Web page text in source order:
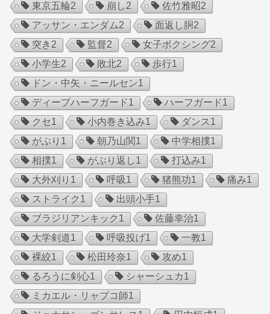
東京五輪2 崩し2 佐竹雅昭2
アッサン・エンダム2 面返し胴2
突き2 監督2 女子ボクシング2
小学生2 敗北2 歩行1
ドン・中矢・ニールセン1
ディープハーフガード1 ハーフガード1
クセ1 小内巻き込み1 ダンス1
がぶり 1 朝乃山関1 中学相撲1
相撲1 がぶり返し1 打込み1
大外刈り 1 呼吸1 猪熊功1 痛み1
ストライク1 出頭小手1
ブラジリアンキック1 佐藤幸治1
大学剣道1 呼吸投げ1 一教1
裸絞1 松田玲奈1 攻め1
るろうに剣心1 シャーシュカ1
ミカエル・リャブコ師1